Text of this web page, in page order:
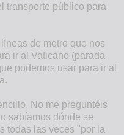
transporte público para
de metro que nos
ir al Vaticano (parada
podemos usar para ir al
No me preguntéis
sabíamos dónde se
todas las veces "por la